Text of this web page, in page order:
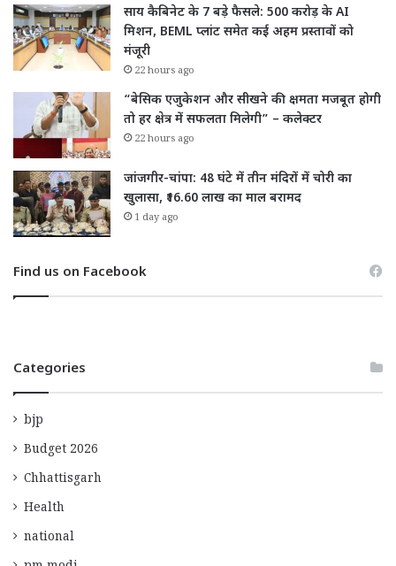
साय कैबिनेट के 7 बड़े फैसले: 500 करोड़ के AI
मिशन, BEML प्लांट समेत कई अहम प्रस्तावों को
मंजूरी
22 hours ago
“बेसिक एजुकेशन और सीखने की क्षमता मजबूत होगी
तो हर क्षेत्र में सफलता मिलेगी” – कलेक्टर
22 hours ago
जांजगीर-चांपा: 48 घंटे में तीन मंदिरों में चोरी का
खुलासा, ₹16.60 लाख का माल बरामद
1 day ago
Find us on Facebook
Categories
bjp
Budget 2026
Chhattisgarh
Health
national